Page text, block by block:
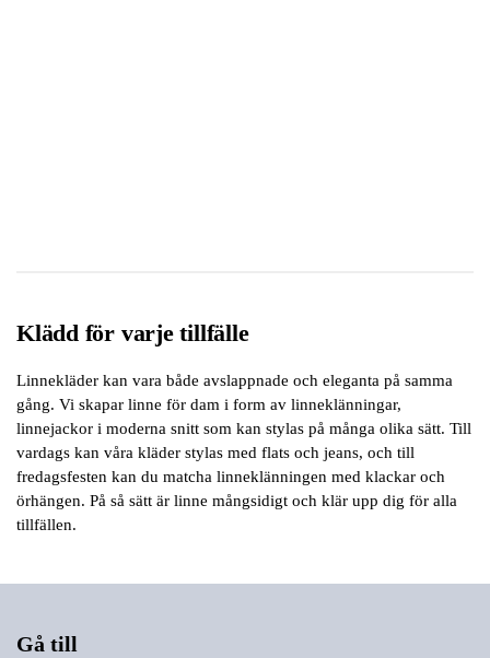
Klädd för varje tillfälle
Linnekläder kan vara både avslappnade och eleganta på samma
gång. Vi skapar linne för dam i form av linneklänningar,
linnejackor i moderna snitt som kan stylas på många olika sätt. Till
vardags kan våra kläder stylas med flats och jeans, och till
fredagsfesten kan du matcha linneklänningen med klackar och
örhängen. På så sätt är linne mångsidigt och klär upp dig för alla
tillfällen.
Gå till